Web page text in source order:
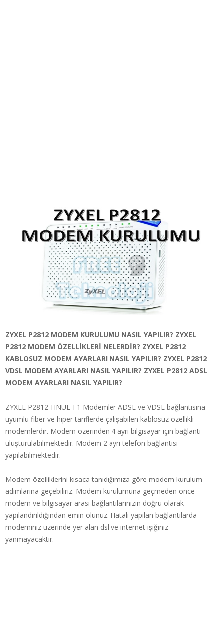
ZYXEL P2812 MODEM KURULUMU NASIL YAPILIR? ZYXEL
P2812 MODEM ÖZELLİKLERİ NELERDİR? ZYXEL P2812
KABLOSUZ MODEM AYARLARI NASIL YAPILIR? ZYXEL P2812
VDSL MODEM AYARLARI NASIL YAPILIR? ZYXEL P2812 ADSL
MODEM AYARLARI NASIL YAPILIR?
ZYXEL P2812-HNUL-F1 Modemler ADSL ve VDSL bağlantısına
uyumlu fiber ve hiper tariflerde çalışabilen kablosuz özellikli
modemlerdir. Modem özerinden 4 ayrı bilgisayar için bağlantı
uluşturulabilmektedir. Modem 2 ayrı telefon bağlantısı
yapılabilmektedir.
Modem özelliklerini kısaca tanıdığımıza göre modem kurulum
adımlarına geçebiliriz. Modem kurulumuna geçmeden önce
modem ve bilgisayar arası bağlantılarınızın doğru olarak
yapılandırıldığından emin olunuz. Hatalı yapılan bağlantılarda
modeminiz üzerinde yer alan dsl ve internet ışığınız
yanmayacaktır.